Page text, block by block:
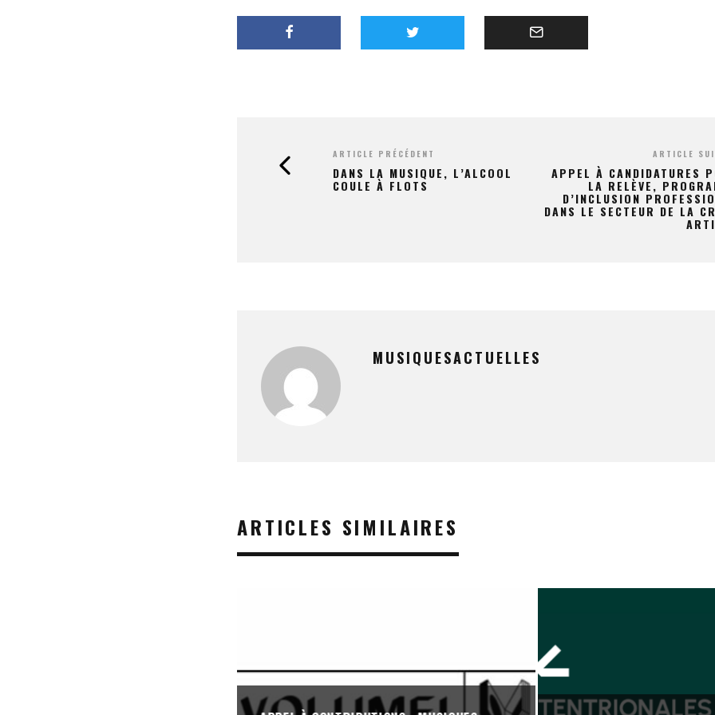
ARTICLE PRÉCÉDENT
DANS LA MUSIQUE, L’ALCOOL
COULE À FLOTS
ARTICLE
APPEL À CANDIDATURES
LA RELÈVE,
D’INCLUSION
DANS LE SECTEUR DE LA
MUSIQUESACTUELLES
ARTICLES SIMILAIRES